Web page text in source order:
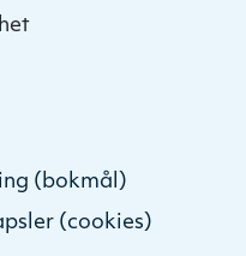
(bokmål)
(cookies)